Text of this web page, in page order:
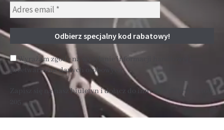
Wyrażam zgodę na wysyłanie informacji handlowej i
przetwarzanie danych osobowych
Zapisz się na nasz biuletyn i dołącz do innych subskrybentów